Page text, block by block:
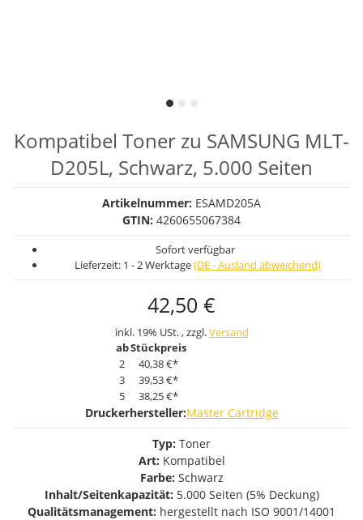
Kompatibel Toner zu SAMSUNG MLT-
D205L, Schwarz, 5.000 Seiten
Artikelnummer: ESAMD205A
GTIN: 4260655067384
Sofort verfügbar
Lieferzeit: 1 - 2 Werktage(DE - Ausland abweichend)
42,50 €
inkl. 19% USt. , zzgl.Versand
abStückpreis
2
40,38 €*
3
39,53 €*
5
38,25 €*
Druckerhersteller:Master Cartridge
Typ: Toner
Art: Kompatibel
Farbe: Schwarz
Inhalt/Seitenkapazität: 5.000 Seiten (5% Deckung)
Qualitätsmanagement: hergestellt nach ISO 9001/14001